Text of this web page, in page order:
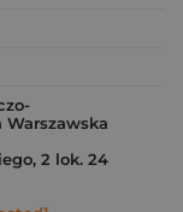
Warszawska
2 lok. 24